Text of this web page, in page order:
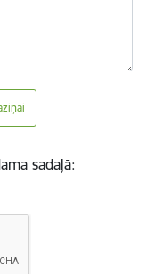
sadaļā: